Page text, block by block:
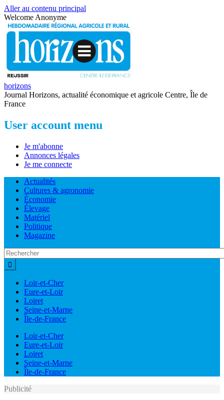
Aller au contenu principal
Welcome Anonyme
horizons
Journal Horizons, actualité économique et agricole Centre, Île de
France
User account menu
Je m'abonne
Annonces légales
Je me connecte
Actualités
Cultures & agronomie
Économie
Élevage
Matériel
Politique
Magazine
Loir-et-Cher
Eure-et-Loir
Loiret
Seine-et-Marne
Île-de-France
Loir-et-Cher
Eure-et-Loir
Loiret
Seine-et-Marne
Île-de-France
Publicité